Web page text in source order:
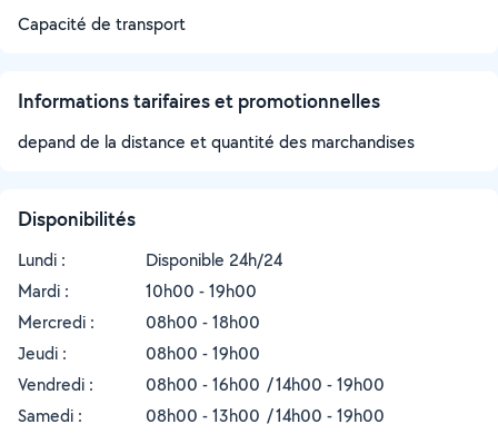
Capacité de transport
Informations tarifaires et promotionnelles
depand de la distance et quantité des marchandises
Disponibilités
Lundi :
Disponible 24h/24
Mardi :
10h00 - 19h00
Mercredi :
08h00 - 18h00
Jeudi :
08h00 - 19h00
Vendredi :
08h00 - 16h00
14h00 - 19h00
Samedi :
08h00 - 13h00
14h00 - 19h00